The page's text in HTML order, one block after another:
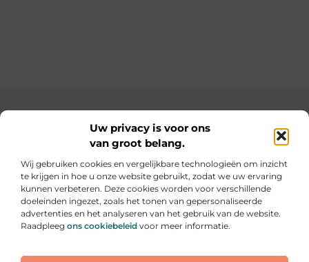
Uw privacy is voor ons
van groot belang.
Wij gebruiken cookies en vergelijkbare technologieën om inzicht
te krijgen in hoe u onze website gebruikt, zodat we uw ervaring
kunnen verbeteren. Deze cookies worden voor verschillende
doeleinden ingezet, zoals het tonen van gepersonaliseerde
advertenties en het analyseren van het gebruik van de website.
Raadpleeg ons cookiebeleid voor meer informatie.
Elke dag iets nieuws op informe-toit.be
Praktische tips, slimme ideeën en boeiende verhalen
voor jouw dagelijks leven.